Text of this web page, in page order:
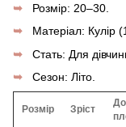
Розмір: 20–30.
Матеріал: Кулір
Стать: Для
Сезон: Літо.
Розмір Зріст